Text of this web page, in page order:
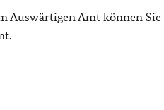
Amt können